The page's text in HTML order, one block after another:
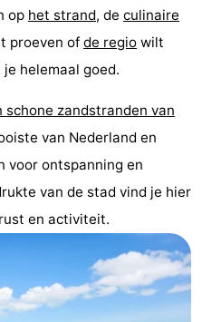
op het strand, de culinaire
proeven of de regio wilt
helemaal goed.
schone zandstranden van
van Nederland en
voor ontspanning en
van de stad vind je hier
en activiteit.